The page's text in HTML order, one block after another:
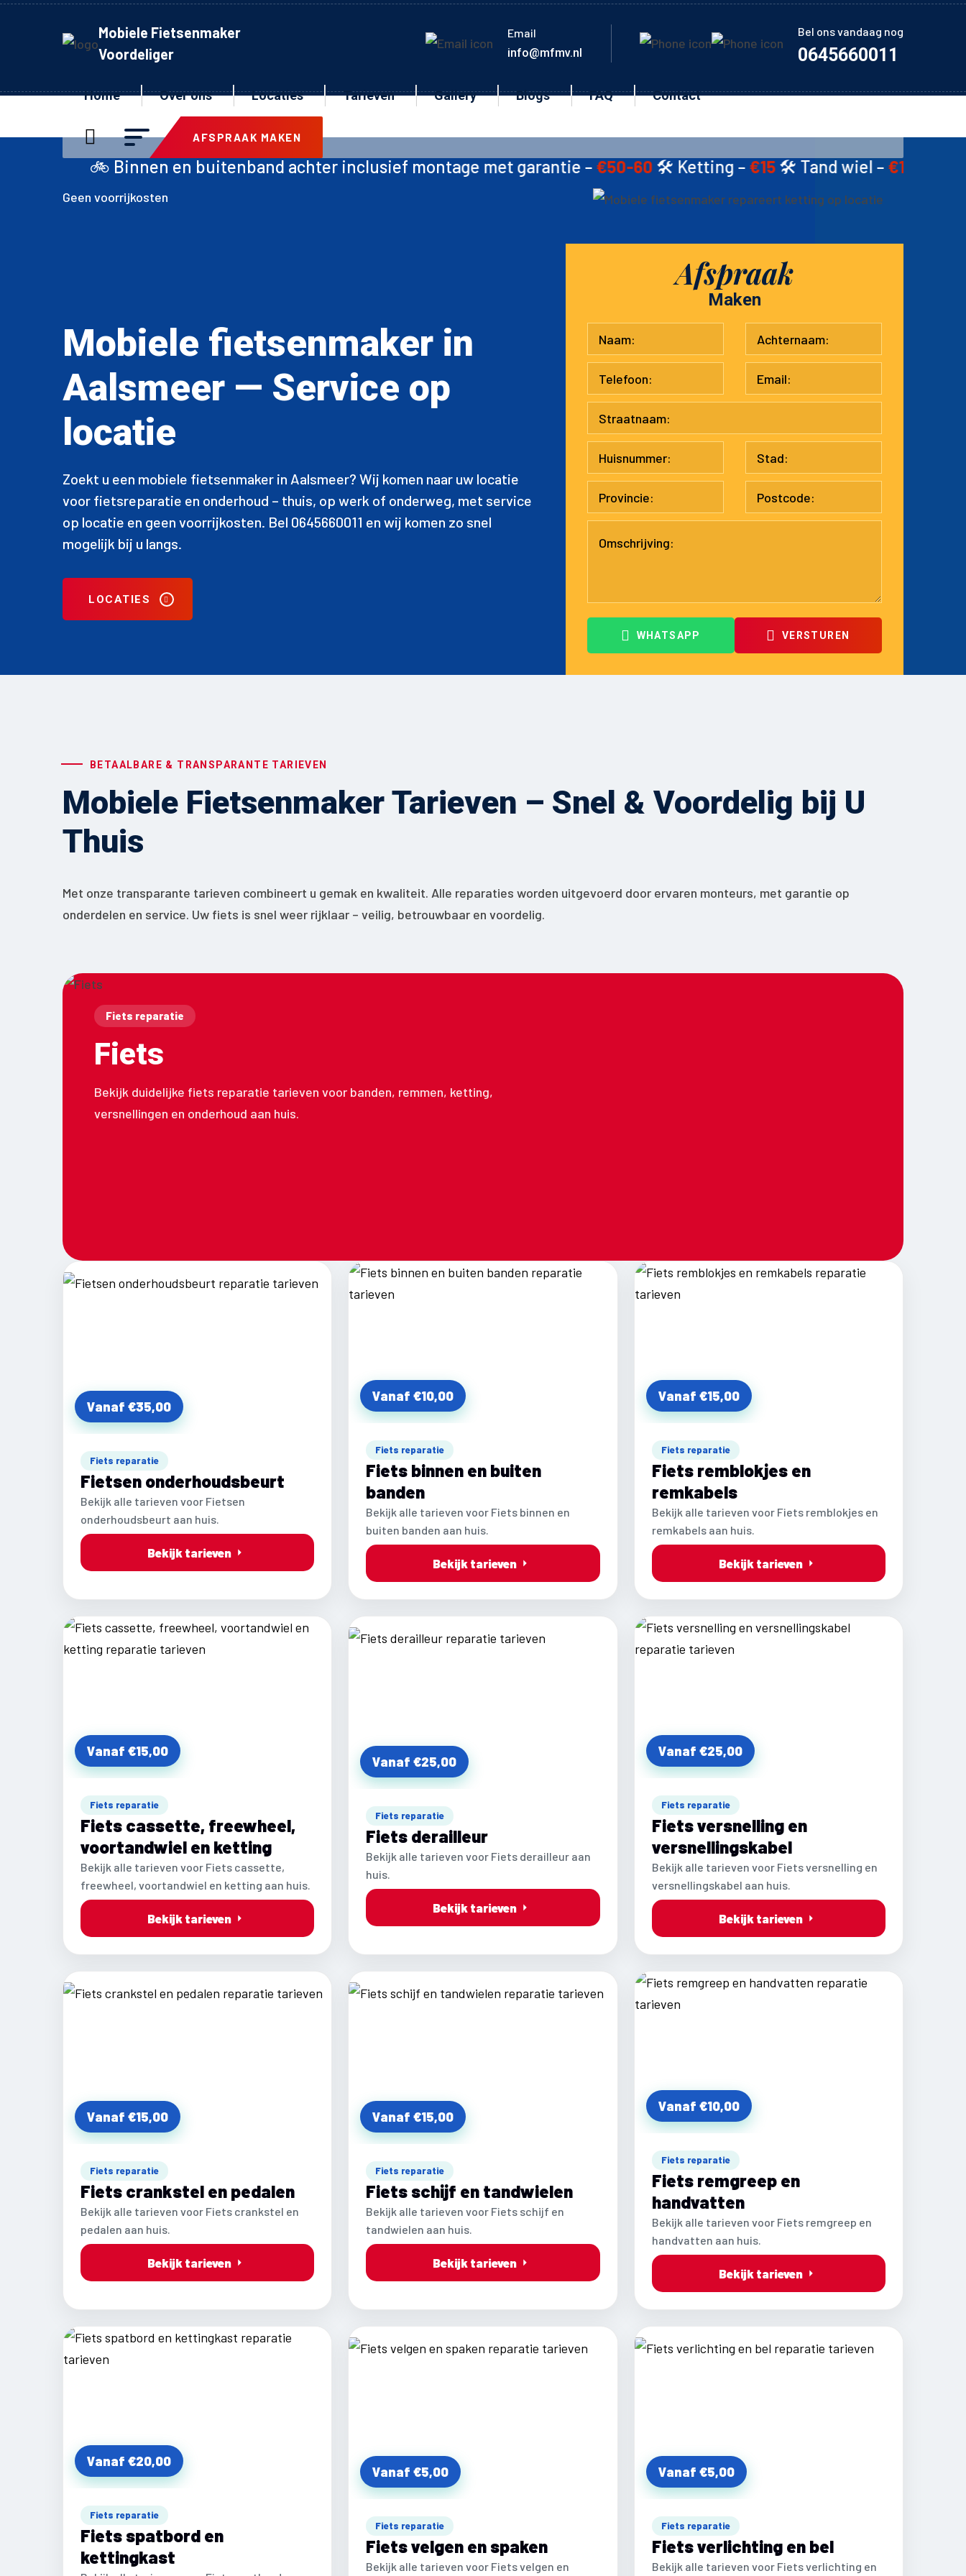
Mobiele Fietsenmaker
Voordeliger
Email
info@mfmv.nl
Bel ons vandaag nog
0645660011
Home Over ons Locaties Tarieven Gallery Blogs FAQ Contact
AFSPRAAK MAKEN
Binnen en buitenband achter inclusief montage met garantie –€50-60🛠️ Ketting –€15🛠️ Tand wiel –€15🛠️ Schijfremmen –
Geen voorrijkosten
Mobiele fietsenmaker in
Aalsmeer — Service op
locatie
Zoekt u een mobiele fietsenmaker in Aalsmeer? Wij komen naar uw locatie
voor fietsreparatie en onderhoud – thuis, op werk of onderweg, met service
op locatie en geen voorrijkosten. Bel 0645660011 en wij komen zo snel
mogelijk bij u langs.
LOCATIES
Afspraak
Maken
WHATSAPP VERSTUREN
BETAALBARE & TRANSPARANTE TARIEVEN
Mobiele Fietsenmaker Tarieven – Snel & Voordelig bij U
Thuis
Met onze transparante tarieven combineert u gemak en kwaliteit. Alle reparaties worden uitgevoerd door ervaren monteurs, met garantie op
onderdelen en service. Uw fiets is snel weer rijklaar – veilig, betrouwbaar en voordelig.
Fiets reparatie
Fiets
Bekijk duidelijke fiets reparatie tarieven voor banden, remmen, ketting,
versnellingen en onderhoud aan huis.
Vanaf €35,00
Fiets reparatie
Fietsen onderhoudsbeurt
Bekijk alle tarieven voor Fietsen
onderhoudsbeurt aan huis.
Bekijk tarieven
Vanaf €10,00
Fiets reparatie
Fiets binnen en buiten
banden
Bekijk alle tarieven voor Fiets binnen en
buiten banden aan huis.
Bekijk tarieven
Vanaf €15,00
Fiets reparatie
Fiets remblokjes en
remkabels
Bekijk alle tarieven voor Fiets remblokjes en
remkabels aan huis.
Bekijk tarieven
Vanaf €15,00
Fiets reparatie
Fiets cassette, freewheel,
voortandwiel en ketting
Bekijk alle tarieven voor Fiets cassette,
freewheel, voortandwiel en ketting aan huis.
Bekijk tarieven
Vanaf €25,00
Fiets reparatie
Fiets derailleur
Bekijk alle tarieven voor Fiets derailleur aan
huis.
Bekijk tarieven
Vanaf €25,00
Fiets reparatie
Fiets versnelling en
versnellingskabel
Bekijk alle tarieven voor Fiets versnelling en
versnellingskabel aan huis.
Bekijk tarieven
Vanaf €15,00
Fiets reparatie
Fiets crankstel en pedalen
Bekijk alle tarieven voor Fiets crankstel en
pedalen aan huis.
Bekijk tarieven
Vanaf €15,00
Fiets reparatie
Fiets schijf en tandwielen
Bekijk alle tarieven voor Fiets schijf en
tandwielen aan huis.
Bekijk tarieven
Vanaf €10,00
Fiets reparatie
Fiets remgreep en
handvatten
Bekijk alle tarieven voor Fiets remgreep en
handvatten aan huis.
Bekijk tarieven
Vanaf €20,00
Fiets reparatie
Fiets spatbord en
kettingkast
Vanaf €5,00
Fiets reparatie
Fiets velgen en spaken
Bekijk alle tarieven voor Fiets velgen en
Vanaf €5,00
Fiets reparatie
Fiets verlichting en bel
Bekijk alle tarieven voor Fiets verlichting en